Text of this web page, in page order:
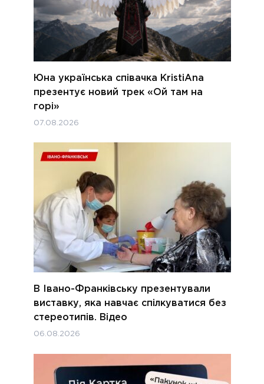
Юна українська співачка KristiAna
презентує новий трек «Ой там на
горі»
07.08.2026
В Івано-Франківську презентували
виставку, яка навчає спілкуватися без
стереотипів. Відео
06.08.2026